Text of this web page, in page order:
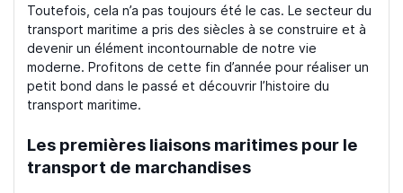
Toutefois, cela n’a pas toujours été le cas. Le secteur du
transport maritime a pris des siècles à se construire et à
devenir un élément incontournable de notre vie
moderne. Profitons de cette fin d’année pour réaliser un
petit bond dans le passé et découvrir l’histoire du
transport maritime.
Les premières liaisons maritimes pour le
transport de marchandises